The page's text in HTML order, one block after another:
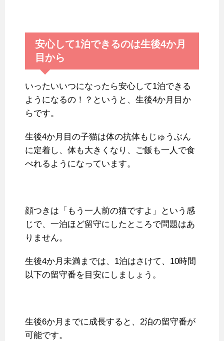
安心して1泊できるのは生後4か月
目から
いったいいつになったら安心して1泊できる
ようになるの！？というと、生後4か月目か
らです。
生後4か月目の子猫は体の抗体もじゅうぶん
に定着し、体も大きくなり、ご飯も一人で食
べれるようになっています。
顔つきは「もう一人前の猫ですよ」という感
じで、一泊ほど留守にしたところで問題はあ
りません。
生後4か月未満までは、1泊はさけて、10時間
以下の留守番を目安にしましょう。
生後6か月までに成長すると、2泊の留守番が
可能です。